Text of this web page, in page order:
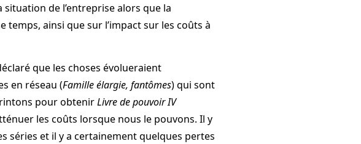
de l’entreprise alors que la
ainsi que sur l’impact sur les coûts à
que les choses évolueraient
en réseau (Famille élargie, fantômes) qui sont
pour obtenirLivre de pouvoir IV
les coûts lorsque nous le pouvons. Il y
séries et il y a certainement quelques pertes